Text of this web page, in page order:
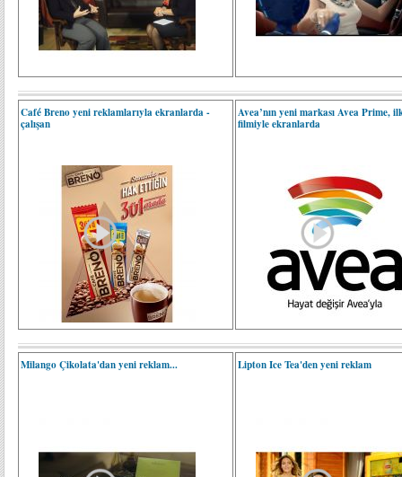
Café Breno yeni reklamlarıyla ekranlarda -
çalışan
Avea’nın yeni markası Avea Prime,
filmiyle ekranlarda
Milango Çikolata'dan yeni reklam... Lipton Ice Tea'den yeni reklam